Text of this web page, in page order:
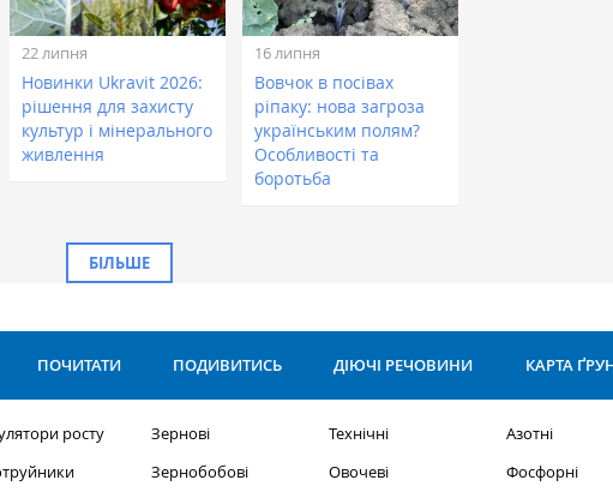
22 липня
Новинки Ukravit 2026:
рішення для захисту
культур і мінерального
живлення
16 липня
Вовчок в посівах
ріпаку: нова загроза
українським полям?
Особливості та
боротьба
БІЛЬШЕ
ПОЧИТАТИ ПОДИВИТИСЬ ДІЮЧІ РЕЧОВИНИ КАРТА
росту
Зернові
Зернобобові
Технічні
Овочеві
Азотні
Фосфорні